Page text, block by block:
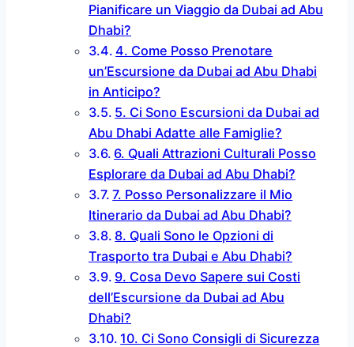
Pianificare un Viaggio da Dubai ad Abu
Dhabi?
4. Come Posso Prenotare
un’Escursione da Dubai ad Abu Dhabi
in Anticipo?
5. Ci Sono Escursioni da Dubai ad
Abu Dhabi Adatte alle Famiglie?
6. Quali Attrazioni Culturali Posso
Esplorare da Dubai ad Abu Dhabi?
7. Posso Personalizzare il Mio
Itinerario da Dubai ad Abu Dhabi?
8. Quali Sono le Opzioni di
Trasporto tra Dubai e Abu Dhabi?
9. Cosa Devo Sapere sui Costi
dell’Escursione da Dubai ad Abu
Dhabi?
10. Ci Sono Consigli di Sicurezza